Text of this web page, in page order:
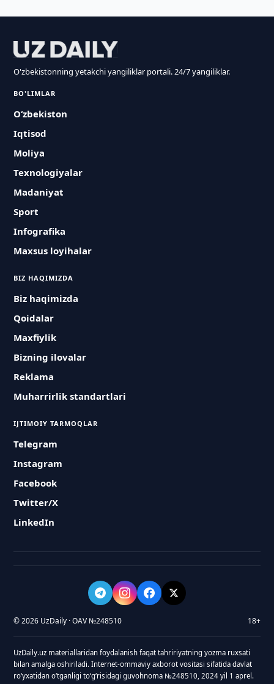
O'zbekistonning yetakchi yangiliklar portali. 24/7 yangiliklar.
BO'LIMLAR
O‘zbekiston
Iqtisod
Moliya
Texnologiyalar
Madaniyat
Sport
Infografika
Maxsus loyihalar
BIZ HAQIMIZDA
Biz haqimizda
Qoidalar
Maxfiylik
Bizning ilovalar
Reklama
Muharrirlik standartlari
IJTIMOIY TARMOQLAR
Telegram
Instagram
Facebook
Twitter/X
LinkedIn
© 2026 UzDaily · OAV №248510 18+
UzDaily.uz materiallaridan foydalanish faqat tahririyatning yozma ruxsati
bilan amalga oshiriladi. Internet-ommaviy axborot vositasi sifatida davlat
roʻyxatidan oʻtganligi toʻgʻrisidagi guvohnoma №248510, 2024 yil 1 aprel.